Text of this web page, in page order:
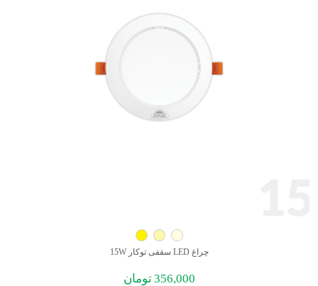
چراغ LED سقفی توکار 15W
356,000تومان